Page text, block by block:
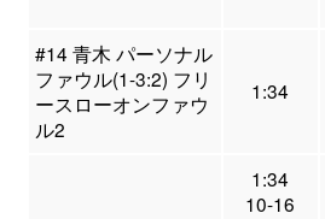
#14 青木 パーソナル
ファウル(1-3:2) フリ
ースローオンファウ
ル2
1:34
1:34
10-16